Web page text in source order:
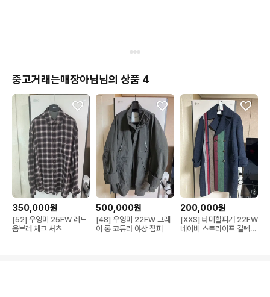
중고거래는매장아님님의 상품 4
350,000원
[52] 우영미 25FW 레드
옴브레 체크 셔츠
500,000원
[48] 우영미 22FW 그레
이 롱 코듀라 야상 점퍼
200,000원
[XXS] 타미힐피거 22FW
네이비 스트라이프 컬렉션